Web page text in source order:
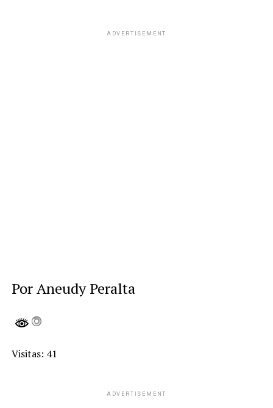
ADVERTISEMENT
Por Aneudy Peralta
Visitas: 41
ADVERTISEMENT